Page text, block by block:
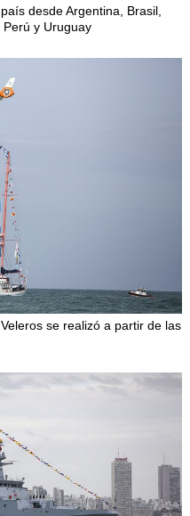
desde Argentina, Brasil,
Perú y Uruguay
se realizó a partir de las